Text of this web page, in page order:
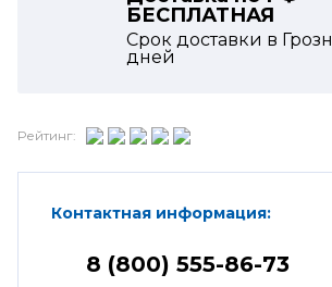
БЕСПЛАТНАЯ
Срок доставки в
дней
Рейтинг:
Контактная информация:
8 (800) 555-86-73